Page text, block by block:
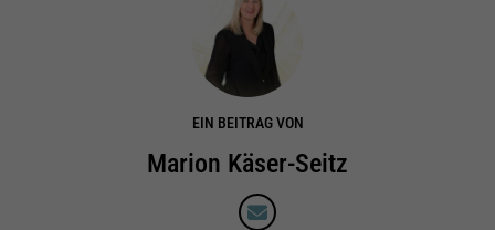
EIN BEITRAG VON
Marion Käser-Seitz